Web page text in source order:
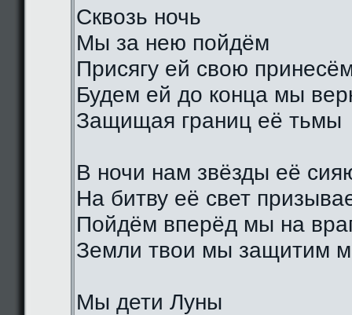
Сквозь ночь
Мы за нею пойдём
Присягу ей свою
Будем ей до конца мы
Защищая границ её тьмы
В ночи нам звёзды её
На битву её свет
Пойдём вперёд мы на
Земли твои мы защитим
Мы дети Луны